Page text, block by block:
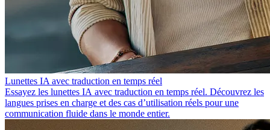
Lunettes IA avec traduction en temps réel
Essayez les lunettes IA avec traduction en temps réel. Découvrez les
langues prises en charge et des cas d’utilisation réels pour une
communication fluide dans le monde entier.